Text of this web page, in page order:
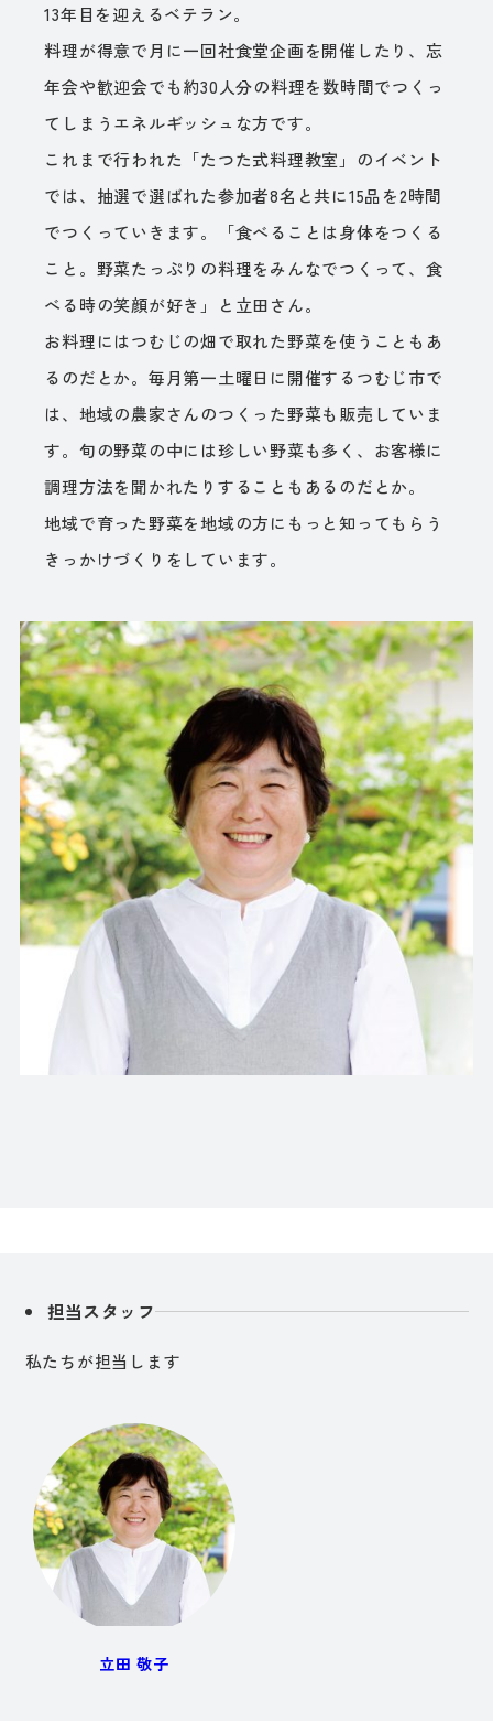
13年目を迎えるベテラン。
料理が得意で月に一回社食堂企画を開催したり、忘
年会や歓迎会でも約30人分の料理を数時間でつくっ
てしまうエネルギッシュな方です。
これまで行われた「たつた式料理教室」のイベント
では、抽選で選ばれた参加者8名と共に15品を2時間
でつくっていきます。「食べることは身体をつくる
こと。野菜たっぷりの料理をみんなでつくって、食
べる時の笑顔が好き」と立田さん。
お料理にはつむじの畑で取れた野菜を使うこともあ
るのだとか。毎月第一土曜日に開催するつむじ市で
は、地域の農家さんのつくった野菜も販売していま
す。旬の野菜の中には珍しい野菜も多く、お客様に
調理方法を聞かれたりすることもあるのだとか。
地域で育った野菜を地域の方にもっと知ってもらう
きっかけづくりをしています。
担当スタッフ
私たちが担当します
立田 敬子